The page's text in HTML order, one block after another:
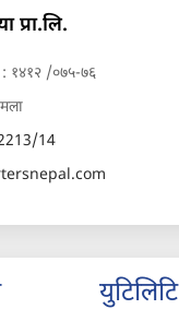
प्रा.लि.
: १४१२ /०७५-७६
14
युटिलिटि